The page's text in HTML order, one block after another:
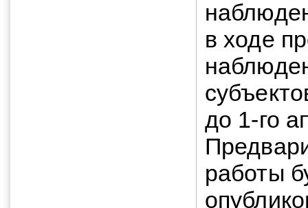
в ходе
до 1-го
работы